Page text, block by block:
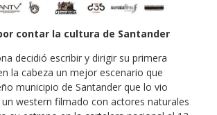
contar la cultura de Santander
decidió escribir y dirigir su primera
la cabeza un mejor escenario que
municipio de Santander que lo vio
un western filmado con actores naturales